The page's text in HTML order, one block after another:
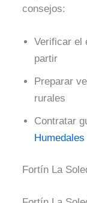
consejos:
Verificar el
partir
Preparar
rurales
Contratar
Humedales
Fortín La